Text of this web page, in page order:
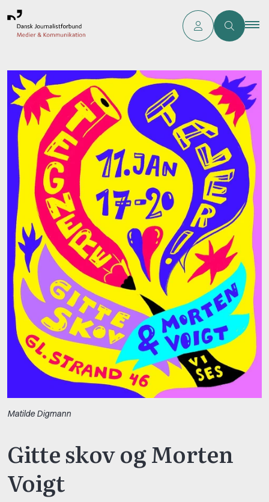
Matilde Digmann
Gitte skov og Morten
Voigt